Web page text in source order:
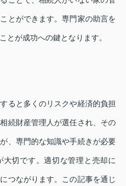
とができます。専門家の助言を
とが成功への鍵となります。
ると多くのリスクや経済的負担
続財産管理人が選任され、その
、専門的な知識や手続きが必要
切です。適切な管理と売却に
つながります。この記事を通じ